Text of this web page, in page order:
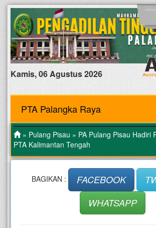
Kamis, 06 Agustus 2026
PTA Palangka Raya
» Pulang Pisau » PA Pulang Pisau Hadiri
PTA Kalimantan Tengah
BAGIKAN : FACEBOOK
WHATSAPP